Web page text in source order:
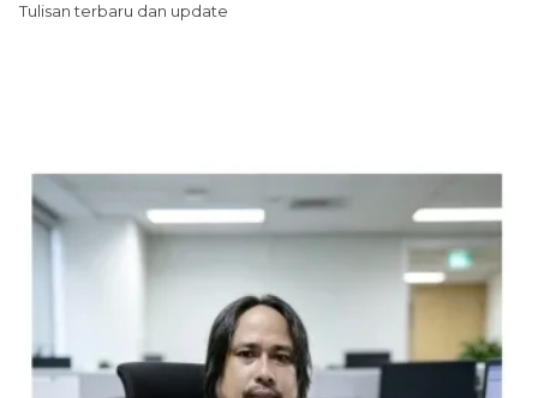
Tulisan terbaru dan update